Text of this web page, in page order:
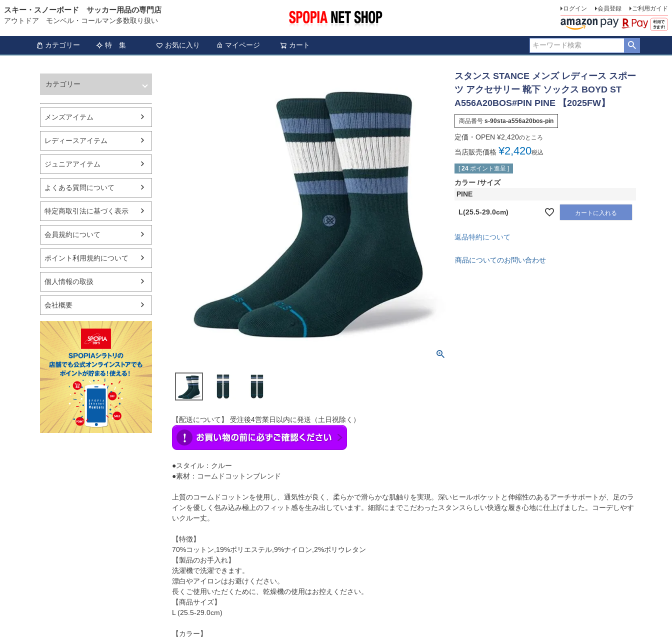
スキー・スノーボード サッカー用品の専門店
アウトドア モンベル・コールマン多数取り扱い
ログイン 会員登録 ご利用ガイド
カテゴリー 特 集 お気に入り マイページ カート
カテゴリー
バスケットボール
シューズ
ランニング用品
スポーツアパレル
テニス
バレーボール
フィットネス用品
スイミング用品
マリン
スケートボード
野球・ソフトボール
ゴルフ
卓球用品
バッグ・サングラス
ハンドボール用品
ラグビー用品
グランドゴルフ
メンズアイテム
レディースアイテム
ジュニアアイテム
よくある質問について
特定商取引法に基づく表示
会員規約について
ポイント利用規約について
個人情報の取扱
会社概要
スタンス STANCE メンズ レディース スポー
ツ アクセサリー 靴下 ソックス BOYD ST
A556A20BOS#PIN PINE 【2025FW】
商品番号 s-90sta-a556a20bos-pin
定価・OPEN ¥2,420のところ
当店販売価格 ¥2,420税込
[ 24 ポイント進呈 ]
カラー サイズ
PINE
L(25.5-29.0cm) カートに入れる
返品特約について
商品についてのお問い合わせ
【配送について】 受注後4営業日以内に発送（土日祝除く）
●スタイル：クルー
●素材：コームドコットンブレンド
上質のコームドコットンを使用し、通気性が良く、柔らかで滑らかな肌触りを実現。深いヒールポケットと伸縮性のあるアーチサポートが、足のラ
インを優しく包み込み極上のフィット感を生み出しています。細部にまでこだわったスタンスらしい快適な履き心地に仕上げました。コーデしやす
いクルー丈。
【特徴】
70%コットン,19%ポリエステル,9%ナイロン,2%ポリウレタン
【製品のお手入れ】
洗濯機で洗濯できます。
漂白やアイロンはお避けください。
長くご使用いただくために、乾燥機の使用はお控えください。
【商品サイズ】
L (25.5-29.0cm)
【カラー】